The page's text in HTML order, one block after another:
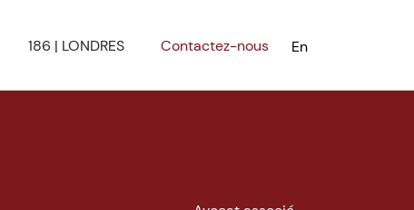
186 | LONDRES Contactez-nous En